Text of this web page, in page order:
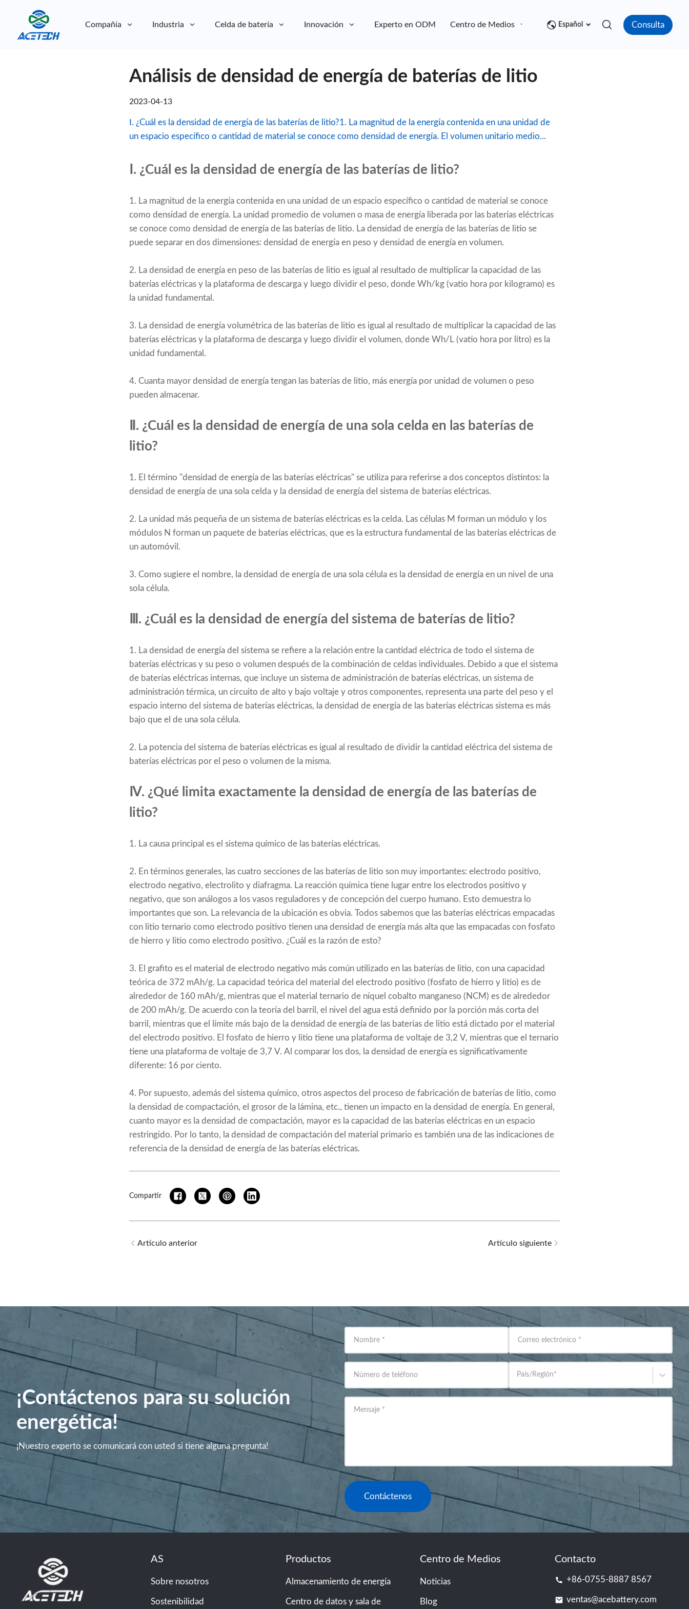
Compañía Industria Celda de batería Innovación Experto en ODM Centro de Medios Contacto
Español Consulta
Análisis de densidad de energía de baterías de litio
2023-04-13
Ⅰ. ¿Cuál es la densidad de energía de las baterías de litio?1. La magnitud de la energía contenida en una unidad de
un espacio específico o cantidad de material se conoce como densidad de energía. El volumen unitario medio...
Ⅰ. ¿Cuál es la densidad de energía de las baterías de litio?
1. La magnitud de la energía contenida en una unidad de un espacio específico o cantidad de material se conoce
como densidad de energía. La unidad promedio de volumen o masa de energía liberada por las baterías eléctricas
se conoce como densidad de energía de las baterías de litio. La densidad de energía de las baterías de litio se
puede separar en dos dimensiones: densidad de energía en peso y densidad de energía en volumen.
2. La densidad de energía en peso de las baterías de litio es igual al resultado de multiplicar la capacidad de las
baterías eléctricas y la plataforma de descarga y luego dividir el peso, donde Wh/kg (vatio hora por kilogramo) es
la unidad fundamental.
3. La densidad de energía volumétrica de las baterías de litio es igual al resultado de multiplicar la capacidad de las
baterías eléctricas y la plataforma de descarga y luego dividir el volumen, donde Wh/L (vatio hora por litro) es la
unidad fundamental.
4. Cuanta mayor densidad de energía tengan las baterías de litio, más energía por unidad de volumen o peso
pueden almacenar.
Ⅱ. ¿Cuál es la densidad de energía de una sola celda en las baterías de
litio?
1. El término "densidad de energía de las baterías eléctricas" se utiliza para referirse a dos conceptos distintos: la
densidad de energía de una sola celda y la densidad de energía del sistema de baterías eléctricas.
2. La unidad más pequeña de un sistema de baterías eléctricas es la celda. Las células M forman un módulo y los
módulos N forman un paquete de baterías eléctricas, que es la estructura fundamental de las baterías eléctricas de
un automóvil.
3. Como sugiere el nombre, la densidad de energía de una sola célula es la densidad de energía en un nivel de una
sola célula.
Ⅲ. ¿Cuál es la densidad de energía del sistema de baterías de litio?
1. La densidad de energía del sistema se refiere a la relación entre la cantidad eléctrica de todo el sistema de
baterías eléctricas y su peso o volumen después de la combinación de celdas individuales. Debido a que el sistema
de baterías eléctricas internas, que incluye un sistema de administración de baterías eléctricas, un sistema de
administración térmica, un circuito de alto y bajo voltaje y otros componentes, representa una parte del peso y el
espacio interno del sistema de baterías eléctricas, la densidad de energía de las baterías eléctricas sistema es más
bajo que el de una sola célula.
2. La potencia del sistema de baterías eléctricas es igual al resultado de dividir la cantidad eléctrica del sistema de
baterías eléctricas por el peso o volumen de la misma.
Ⅳ. ¿Qué limita exactamente la densidad de energía de las baterías de
litio?
1. La causa principal es el sistema químico de las baterías eléctricas.
2. En términos generales, las cuatro secciones de las baterías de litio son muy importantes: electrodo positivo,
electrodo negativo, electrolito y diafragma. La reacción química tiene lugar entre los electrodos positivo y
negativo, que son análogos a los vasos reguladores y de concepción del cuerpo humano. Esto demuestra lo
importantes que son. La relevancia de la ubicación es obvia. Todos sabemos que las baterías eléctricas empacadas
con litio ternario como electrodo positivo tienen una densidad de energía más alta que las empacadas con fosfato
de hierro y litio como electrodo positivo. ¿Cuál es la razón de esto?
3. El grafito es el material de electrodo negativo más común utilizado en las baterías de litio, con una capacidad
teórica de 372 mAh/g. La capacidad teórica del material del electrodo positivo (fosfato de hierro y litio) es de
alrededor de 160 mAh/g, mientras que el material ternario de níquel cobalto manganeso (NCM) es de alrededor
de 200 mAh/g. De acuerdo con la teoría del barril, el nivel del agua está definido por la porción más corta del
barril, mientras que el límite más bajo de la densidad de energía de las baterías de litio está dictado por el material
del electrodo positivo. El fosfato de hierro y litio tiene una plataforma de voltaje de 3,2 V, mientras que el ternario
tiene una plataforma de voltaje de 3,7 V. Al comparar los dos, la densidad de energía es significativamente
diferente: 16 por ciento.
4. Por supuesto, además del sistema químico, otros aspectos del proceso de fabricación de baterías de litio, como
la densidad de compactación, el grosor de la lámina, etc., tienen un impacto en la densidad de energía. En general,
cuanto mayor es la densidad de compactación, mayor es la capacidad de las baterías eléctricas en un espacio
restringido. Por lo tanto, la densidad de compactación del material primario es también una de las indicaciones de
referencia de la densidad de energía de las baterías eléctricas.
Compartir
Artículo anterior Artículo siguiente
¡Contáctenos para su solución
energética!
¡Nuestro experto se comunicará con usted si tiene alguna pregunta!
Nombre * Correo electrónico *
Número de teléfono País/Región*
Mensaje *
Contáctenos
AS
Sobre nosotros
Sostenibilidad
Productos
Almacenamiento de energía
Centro de datos y sala de
Centro de Medios
Noticias
Blog
Contacto
+86-0755-8887 8567
ventas@acebattery.com